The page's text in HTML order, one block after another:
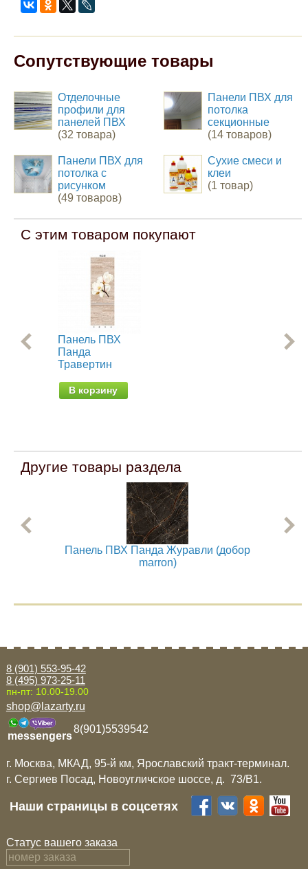
Сопутствующие товары
Отделочные
профили для
панелей ПВХ
(32 товара)
Панели ПВХ для
потолка
секционные
(14 товаров)
Панели ПВХ для
потолка с
рисунком
(49 товаров)
Сухие смеси и
клеи
(1 товар)
С этим товаром покупают
Панель ПВХ
Панда
Травертин
В корзину
Другие товары раздела
Панель ПВХ Панда Журавли (добор
marron)
8 (901) 553-95-42
8 (495) 973-25-11
пн-пт: 10.00-19.00
shop@lazarty.ru
messengers
8(901)5539542
г. Москва, МКАД, 95-й км, Ярославский тракт-терминал.
г. Сергиев Посад, Новоугличское шоссе, д. 73/B1.
Наши страницы в соцсетях
Статус вашего заказа